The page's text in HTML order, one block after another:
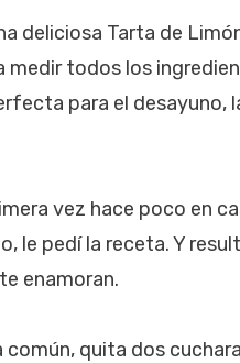
deliciosa Tarta de
medir todos los
para el desayuno,
vez hace poco en
le pedí la receta. Y
enamoran.
común, quita dos